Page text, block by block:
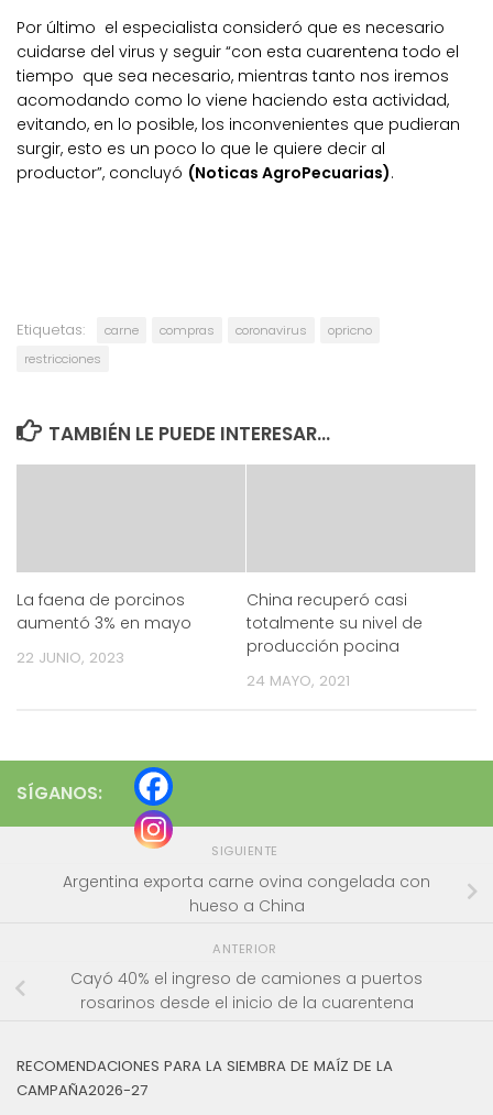
Por último el especialista consideró que es necesario
cuidarse del virus y seguir “con esta cuarentena todo el
tiempo que sea necesario, mientras tanto nos iremos
acomodando como lo viene haciendo esta actividad,
evitando, en lo posible, los inconvenientes que pudieran
surgir, esto es un poco lo que le quiere decir al
productor”, concluyó (Noticas AgroPecuarias).
Etiquetas: carne compras coronavirus
opricno
restricciones
TAMBIÉN LE PUEDE INTERESAR...
La faena de porcinos
aumentó 3% en mayo
22 JUNIO, 2023
China recuperó casi
totalmente su nivel de
producción pocina
24 MAYO, 2021
SÍGANOS:
SIGUIENTE
Argentina exporta carne ovina congelada con
hueso a China
ANTERIOR
Cayó 40% el ingreso de camiones a puertos
rosarinos desde el inicio de la cuarentena
RECOMENDACIONES PARA LA SIEMBRA DE MAÍZ DE LA
CAMPAÑA2026-27